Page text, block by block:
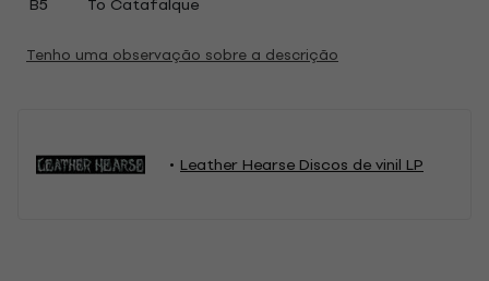
B5 To Catafalque
Tenho uma observação sobre a descrição
Leather Hearse Discos de vinil LP